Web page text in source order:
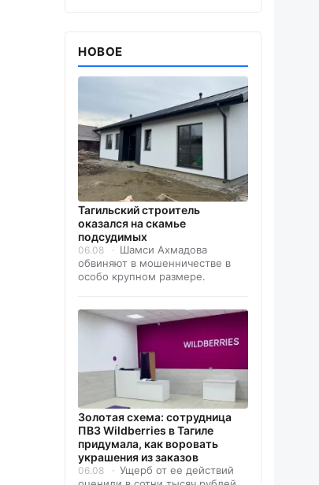
НОВОЕ
Тагильский строитель
оказался на скамье
подсудимых
06.08
Шамси Ахмадова
обвиняют в мошенничестве в
особо крупном размере.
Золотая схема: сотрудница
ПВЗ Wildberries в Тагиле
придумала, как воровать
украшения из заказов
06.08
Ущерб от ее действий